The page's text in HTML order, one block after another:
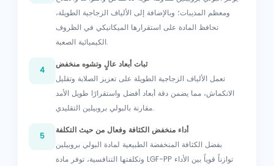
ومعظم المذيبات؛ وبالإضافة إلى الألياف الزجاجية الطويلة،
تحافظ المادة على استقرارها الميكانيكي في الظروف
الكيميائية الصعبة.
4
ثبات أبعاد عالٍ وتشوه منخفض
تعمل الألياف الزجاجية الطويلة على تعزيز الصلابة وتقليل
الانكماش، مما يضمن دقة أبعاد أفضل واستقرارًا طويل الأمد
مقارنة بالبولي بروبيلين التقليدي.
5
أداء منخفض الكثافة وفعال من حيث التكلفة
بفضل الكثافة المنخفضة الطبيعية لمادة البولي بروبيلين
وتكلفتها التنافسية، توفر مادة LGF-PP توازناً قوياً بين الأداء